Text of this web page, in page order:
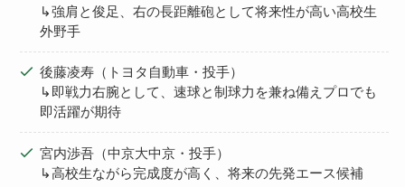
↳強肩と俊足、右の長距離砲として将来性が高い高校生
外野手
後藤凌寿（トヨタ自動車・投手）
↳即戦力右腕として、速球と制球力を兼ね備えプロでも
即活躍が期待
宮内渉吾（中京大中京・投手）
↳高校生ながら完成度が高く、将来の先発エース候補